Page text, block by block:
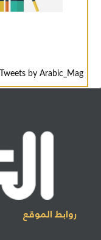
Tweets by Arabic_Mag
روابط الموقع